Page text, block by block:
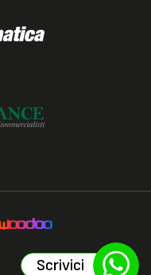
Scrivici